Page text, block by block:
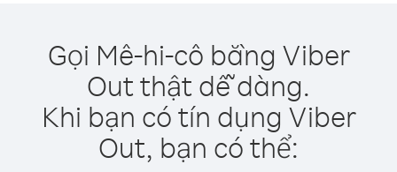
Gọi Mê-hi-cô bằng Viber
Out thật dễ dàng.
Khi bạn có tín dụng Viber
Out, bạn có thể: